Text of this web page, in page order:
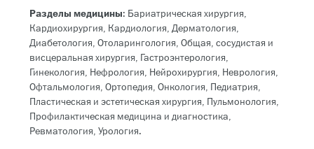
Разделы медицины: Бариатрическая хирургия,
Кардиохирургия, Кардиология, Дерматология,
Диабетология, Отоларингология, Общая, сосудистая и
висцеральная хирургия, Гастроэнтерология,
Гинекология, Нефрология, Нейрохирургия, Неврология,
Офтальмология, Ортопедия, Онкология, Педиатрия,
Пластическая и эстетическая хирургия, Пульмонология,
Профилактическая медицина и диагностика,
Ревматология, Урология.